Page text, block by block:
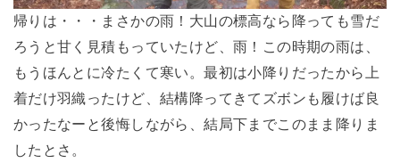
帰りは・・・まさかの雨！大山の標高なら降っても雪だ
ろうと甘く見積もっていたけど、雨！この時期の雨は、
もうほんとに冷たくて寒い。最初は小降りだったから上
着だけ羽織ったけど、結構降ってきてズボンも履けば良
かったなーと後悔しながら、結局下までこのまま降りま
したとさ。